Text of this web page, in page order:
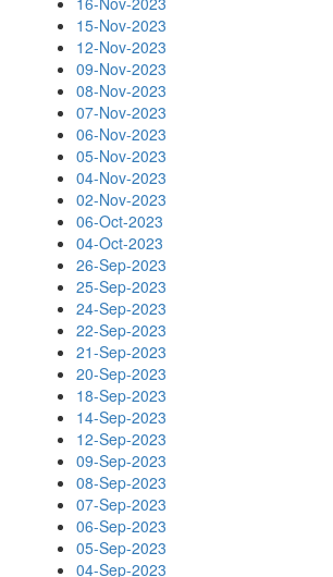
15-Nov-2023
12-Nov-2023
09-Nov-2023
08-Nov-2023
07-Nov-2023
06-Nov-2023
05-Nov-2023
04-Nov-2023
02-Nov-2023
06-Oct-2023
04-Oct-2023
26-Sep-2023
25-Sep-2023
24-Sep-2023
22-Sep-2023
21-Sep-2023
20-Sep-2023
18-Sep-2023
14-Sep-2023
12-Sep-2023
09-Sep-2023
08-Sep-2023
07-Sep-2023
06-Sep-2023
05-Sep-2023
04-Sep-2023